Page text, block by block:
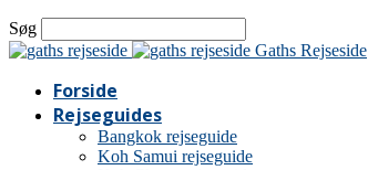
Søg
Gaths Rejseside
Forside
Rejseguides
Bangkok rejseguide
Koh Samui rejseguide